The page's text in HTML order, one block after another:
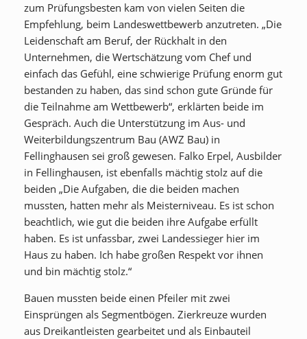
zum Prüfungsbesten kam von vielen Seiten die
Empfehlung, beim Landeswettbewerb anzutreten. „Die
Leidenschaft am Beruf, der Rückhalt in den
Unternehmen, die Wertschätzung vom Chef und
einfach das Gefühl, eine schwierige Prüfung enorm gut
bestanden zu haben, das sind schon gute Gründe für
die Teilnahme am Wettbewerb“, erklärten beide im
Gespräch. Auch die Unterstützung im Aus- und
Weiterbildungszentrum Bau (AWZ Bau) in
Fellinghausen sei groß gewesen. Falko Erpel, Ausbilder
in Fellinghausen, ist ebenfalls mächtig stolz auf die
beiden „Die Aufgaben, die die beiden machen
mussten, hatten mehr als Meisterniveau. Es ist schon
beachtlich, wie gut die beiden ihre Aufgabe erfüllt
haben. Es ist unfassbar, zwei Landessieger hier im
Haus zu haben. Ich habe großen Respekt vor ihnen
und bin mächtig stolz.“
Bauen mussten beide einen Pfeiler mit zwei
Einsprüngen als Segmentbögen. Zierkreuze wurden
aus Dreikantleisten gearbeitet und als Einbauteil